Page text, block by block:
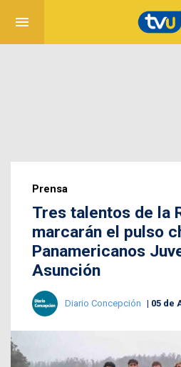
menu
Prensa
Tres talentos de la
marcarán el pulso
Panamericanos
Asunción
Diario Concepción 05 de